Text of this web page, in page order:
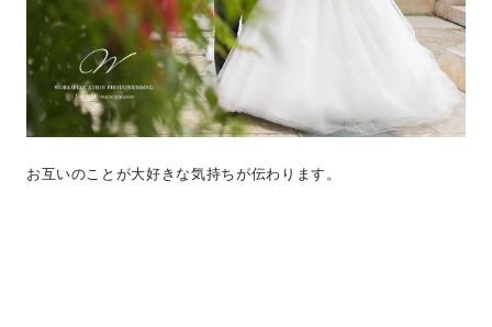
お互いのことが大好きな気持ちが伝わります。